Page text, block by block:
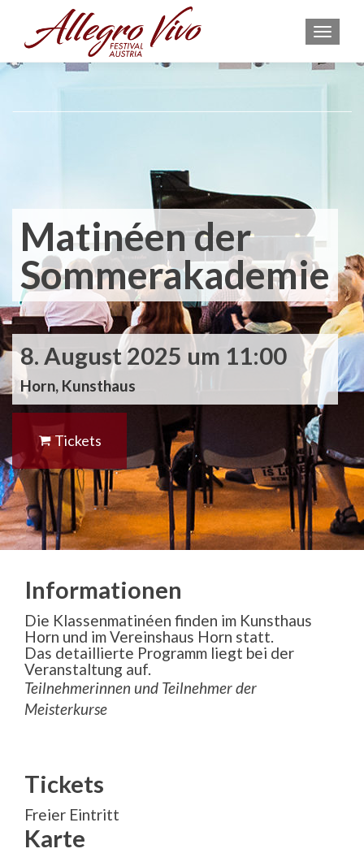
Matinéen der
Sommerakademie
8. August 2025 um 11:00
Horn, Kunsthaus
Tickets
Informationen
Die Klassenmatinéen finden im Kunsthaus
Horn und im Vereinshaus Horn statt.
Das detaillierte Programm liegt bei der
Veranstaltung auf.
Teilnehmerinnen und Teilnehmer der
Meisterkurse
Tickets
Freier Eintritt
Karte